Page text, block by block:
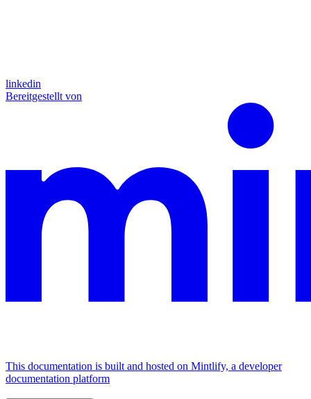
linkedin
Bereitgestellt von
This documentation is built and hosted on Mintlify, a developer
documentation platform